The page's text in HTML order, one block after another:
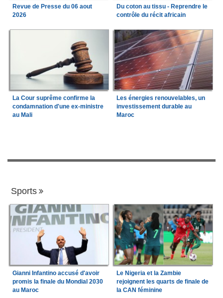
Revue de Presse du 06 aout
2026
Du coton au tissu - Reprendre le
contrôle du récit africain
La Cour suprême confirme la
condamnation d'une ex-ministre
au Mali
Les énergies renouvelables, un
investissement durable au
Maroc
Sports
Gianni Infantino accusé d'avoir
promis la finale du Mondial 2030
au Maroc
Le Nigeria et la Zambie
rejoignent les quarts de finale de
la CAN féminine